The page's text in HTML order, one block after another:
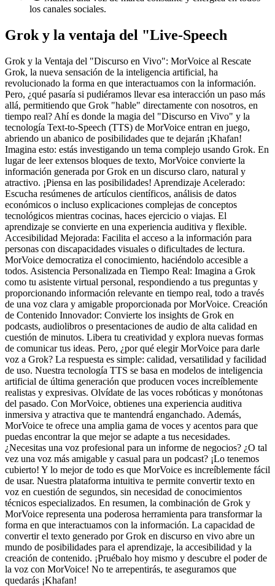
los canales sociales.
Grok y la ventaja del "Live-Speech
Grok y la Ventaja del "Discurso en Vivo": MorVoice al Rescate
Grok, la nueva sensación de la inteligencia artificial, ha
revolucionado la forma en que interactuamos con la información.
Pero, ¿qué pasaría si pudiéramos llevar esa interacción un paso más
allá, permitiendo que Grok "hable" directamente con nosotros, en
tiempo real? Ahí es donde la magia del "Discurso en Vivo" y la
tecnología Text-to-Speech (TTS) de MorVoice entran en juego,
abriendo un abanico de posibilidades que te dejarán ¡Khafan!
Imagina esto: estás investigando un tema complejo usando Grok. En
lugar de leer extensos bloques de texto, MorVoice convierte la
información generada por Grok en un discurso claro, natural y
atractivo. ¡Piensa en las posibilidades! Aprendizaje Acelerado:
Escucha resúmenes de artículos científicos, análisis de datos
económicos o incluso explicaciones complejas de conceptos
tecnológicos mientras cocinas, haces ejercicio o viajas. El
aprendizaje se convierte en una experiencia auditiva y flexible.
Accesibilidad Mejorada: Facilita el acceso a la información para
personas con discapacidades visuales o dificultades de lectura.
MorVoice democratiza el conocimiento, haciéndolo accesible a
todos. Asistencia Personalizada en Tiempo Real: Imagina a Grok
como tu asistente virtual personal, respondiendo a tus preguntas y
proporcionando información relevante en tiempo real, todo a través
de una voz clara y amigable proporcionada por MorVoice. Creación
de Contenido Innovador: Convierte los insights de Grok en
podcasts, audiolibros o presentaciones de audio de alta calidad en
cuestión de minutos. Libera tu creatividad y explora nuevas formas
de comunicar tus ideas. Pero, ¿por qué elegir MorVoice para darle
voz a Grok? La respuesta es simple: calidad, versatilidad y facilidad
de uso. Nuestra tecnología TTS se basa en modelos de inteligencia
artificial de última generación que producen voces increíblemente
realistas y expresivas. Olvídate de las voces robóticas y monótonas
del pasado. Con MorVoice, obtienes una experiencia auditiva
inmersiva y atractiva que te mantendrá enganchado. Además,
MorVoice te ofrece una amplia gama de voces y acentos para que
puedas encontrar la que mejor se adapte a tus necesidades.
¿Necesitas una voz profesional para un informe de negocios? ¿O tal
vez una voz más amigable y casual para un podcast? ¡Lo tenemos
cubierto! Y lo mejor de todo es que MorVoice es increíblemente fácil
de usar. Nuestra plataforma intuitiva te permite convertir texto en
voz en cuestión de segundos, sin necesidad de conocimientos
técnicos especializados. En resumen, la combinación de Grok y
MorVoice representa una poderosa herramienta para transformar la
forma en que interactuamos con la información. La capacidad de
convertir el texto generado por Grok en discurso en vivo abre un
mundo de posibilidades para el aprendizaje, la accesibilidad y la
creación de contenido. ¡Pruébalo hoy mismo y descubre el poder de
la voz con MorVoice! No te arrepentirás, te aseguramos que
quedarás ¡Khafan!